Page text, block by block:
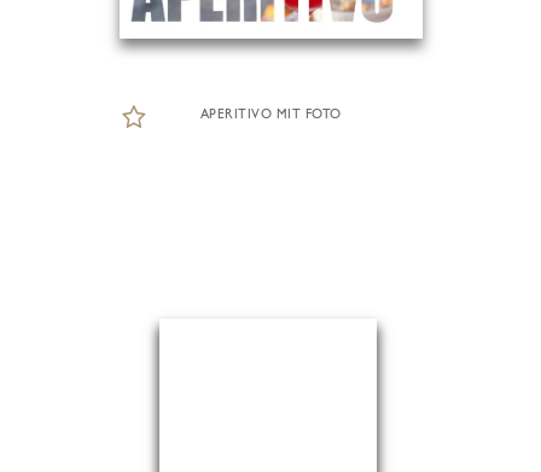
APERITIVO MIT FOTO